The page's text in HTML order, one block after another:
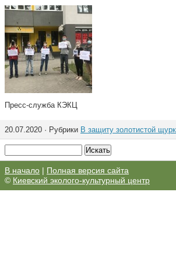
Пресс-служба КЭКЦ
20.07.2020 · Рубрики В защиту золотистой
В начало | Полная версия сайта
© Киевский эколого-культурный центр